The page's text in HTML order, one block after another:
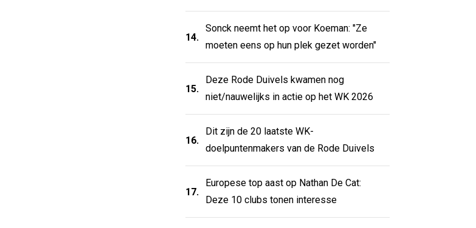
14.
Sonck neemt het op voor Koeman: "Ze
moeten eens op hun plek gezet worden"
15.
Deze Rode Duivels kwamen nog
niet/nauwelijks in actie op het WK 2026
16.
Dit zijn de 20 laatste WK-
doelpuntenmakers van de Rode Duivels
17.
Europese top aast op Nathan De Cat:
Deze 10 clubs tonen interesse